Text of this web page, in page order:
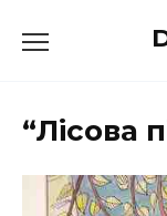
до
“Лісова